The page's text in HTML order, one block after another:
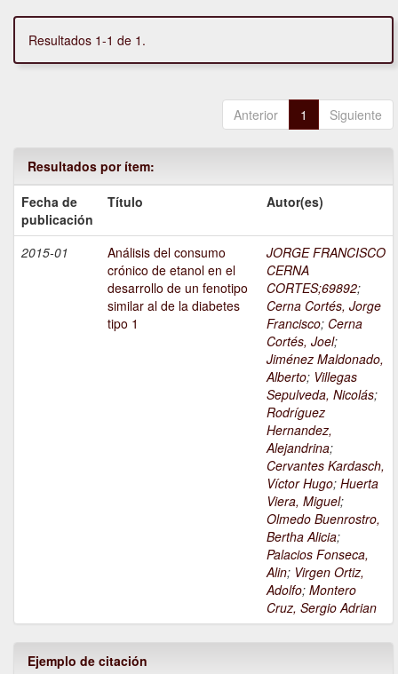
Resultados 1-1 de 1.
Anterior 1 Siguiente
Resultados por ítem:
Fecha de
publicación
Título Autor(es)
2015-01
Análisis del consumo
crónico de etanol en el
desarrollo de un fenotipo
similar al de la diabetes
tipo 1
JORGE FRANCISCO
CERNA
CORTES;69892;
Cerna Cortés, Jorge
Francisco; Cerna
Cortés, Joel;
Jiménez Maldonado,
Alberto; Villegas
Sepulveda, Nicolás;
Rodríguez
Hernandez,
Alejandrina;
Cervantes Kardasch,
Víctor Hugo; Huerta
Viera, Miguel;
Olmedo Buenrostro,
Bertha Alicia;
Palacios Fonseca,
Alin; Virgen Ortiz,
Adolfo; Montero
Cruz, Sergio Adrian
Ejemplo de citación